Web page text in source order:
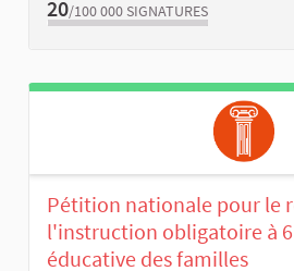
20/100 000 SIGNATURES
Pétition nationale pour le
l'instruction obligatoire à
éducative des familles